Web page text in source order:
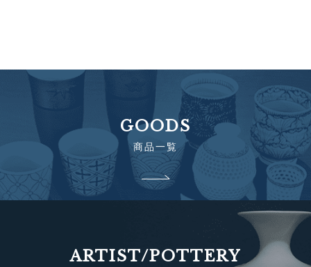
GOODS
商品一覧
ARTIST/POTTERY